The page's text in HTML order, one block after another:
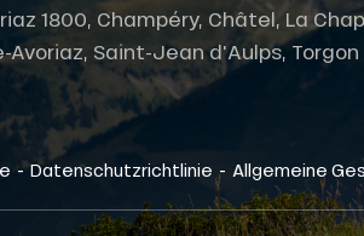
1800, Champéry, Châtel, La
Avoriaz, Saint-Jean d'Aulps,
- Datenschutzrichtlinie - Allgemeine